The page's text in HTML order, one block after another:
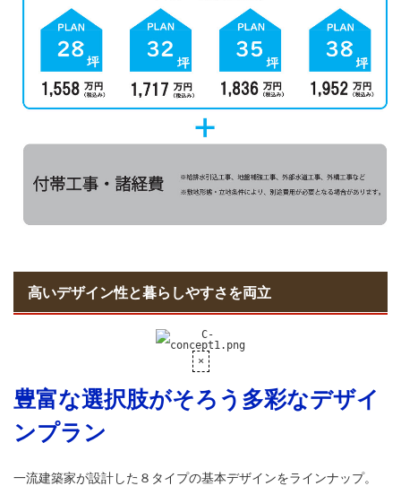
高いデザイン性と暮らしやすさを両立
豊富な選択肢がそろう多彩なデザイ
ンプラン
一流建築家が設計した８タイプの基本デザインをラインナップ。